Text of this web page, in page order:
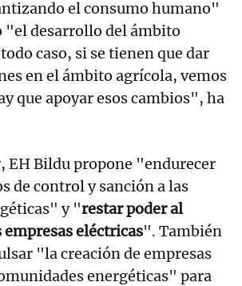
el consumo humano"
"el desarrollo del ámbito
caso, si se tienen que dar
en el ámbito agrícola, vemos
que apoyar esos cambios", ha
EH Bildu propone "endurecer
de control y sanción a las
y "restar poder al
empresas eléctricas". También
"la creación de empresas
energéticas" para